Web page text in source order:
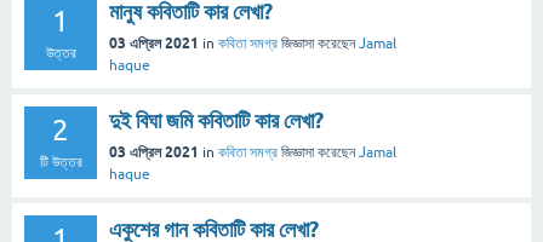
1
উত্তর
মানুষ কবিতাটি কার লেখা?
03 এপ্রিল 2021 in কবিতা সমগ্র জিজ্ঞাসা করেছেনJamal
haque
2
টি উত্তর
দুই বিঘা জমি কবিতাটি কার লেখা?
03 এপ্রিল 2021 in কবিতা সমগ্র জিজ্ঞাসা করেছেনJamal
haque
একুশের গান কবিতাটি কার লেখা?